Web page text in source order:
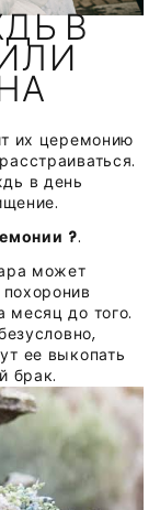
В
их церемонию
в день
?.
может
месяц до того.
ее выкопать
брак.